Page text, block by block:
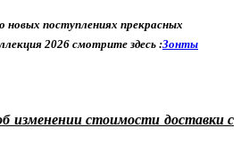
новых поступлениях прекрасных
2026 смотрите здесь :Зонты
изменении стоимости доставки с